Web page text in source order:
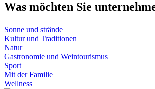
Was möchten Sie
Sonne und strände
Kultur und Traditionen
Natur
Gastronomie und Weintourismus
Sport
Mit der Familie
Wellness